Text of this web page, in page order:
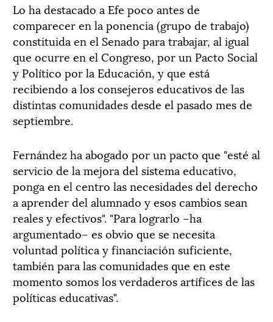
Lo ha destacado a Efe poco antes de
comparecer en la ponencia (grupo de trabajo)
constituida en el Senado para trabajar, al igual
que ocurre en el Congreso, por un Pacto Social
y Político por la Educación, y que está
recibiendo a los consejeros educativos de las
distintas comunidades desde el pasado mes de
septiembre.
Fernández ha abogado por un pacto que "esté al
servicio de la mejora del sistema educativo,
ponga en el centro las necesidades del derecho
a aprender del alumnado y esos cambios sean
reales y efectivos". "Para lograrlo –ha
argumentado– es obvio que se necesita
voluntad política y financiación suficiente,
también para las comunidades que en este
momento somos los verdaderos artífices de las
políticas educativas".